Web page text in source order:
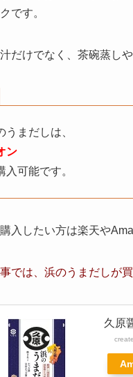
です。
だけでなく、茶碗蒸し
うまだしは、
ン
入可能です。
入したい方は楽天や
では、浜のうまだしが
久原